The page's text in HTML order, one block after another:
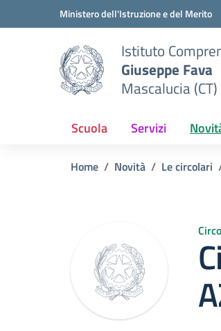
Vai ai contenuti
Vai al menu di navigazioneMinistero dell'Istruzione e del Merito
Istituto
Giuseppe Fava
Mascalucia (CT)
Scuola Servizi
Home Novità Le circolari